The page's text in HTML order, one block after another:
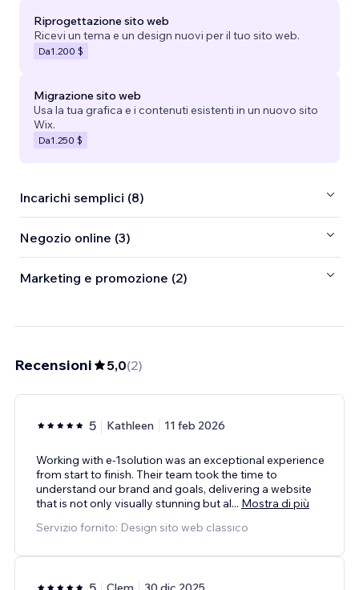
Riprogettazione sito web
Ricevi un tema e un design nuovi per il tuo sito web.
Da1.200 $
Migrazione sito web
Usa la tua grafica e i contenuti esistenti in un nuovo sito
Wix.
Da1.250 $
Incarichi semplici (8)
Negozio online (3)
Marketing e promozione (2)
Recensioni 5,0(2)
5 Kathleen 11 feb 2026
Working with e-1solution was an exceptional experience
from start to finish. Their team took the time to
understand our brand and goals, delivering a website
that is not only visually stunning but al... Mostra di più
Servizio fornito: Design sito web classico